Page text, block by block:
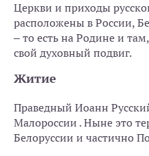
Церкви и приходы
расположены в России,
– то есть на Родине и
свой духовный подвиг.
Житие
Праведный Иоанн
Малороссии . Ныне это
Белоруссии и частично